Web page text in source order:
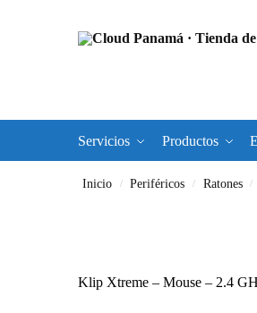
Servicios Productos
Inicio / Periféricos / Ratones /
Klip Xtreme – Mouse – 2.4